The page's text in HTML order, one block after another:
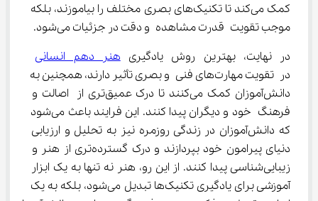
کمک می‌کند تا تکنیک‌های بصری مختلف را بیاموزند، بلکه
موجب تقویت قدرت مشاهده و دقت در جزئیات می‌شود.
در نهایت، بهترین روش یادگیری هنر دهم انسانی
در تقویت مهارت‌های فنی و بصری تأثیر دارند، همچنین به
دانش‌آموزان کمک می‌کنند تا درک عمیق‌تری از اصالت و
فرهنگ خود و دیگران پیدا کنند. این فرایند باعث می‌شود
که دانش‌آموزان در زندگی روزمره نیز به تحلیل و ارزیابی
دنیای پیرامون خود بپردازند و درک گسترده‌تری از هنر و
زیبایی‌شناسی پیدا کنند. از این رو، هنر نه تنها به یک ابزار
آموزشی برای یادگیری تکنیک‌ها تبدیل می‌شود، بلکه به یک